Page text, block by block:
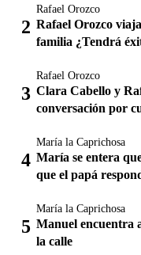
Rafael Orozco
Rafael Orozco
familia ¿Tendrá
Rafael Orozco
Clara Cabello y
conversación por
María la Caprichosa
María se entera
que el papá
María la Caprichosa
Manuel encuentra
la calle